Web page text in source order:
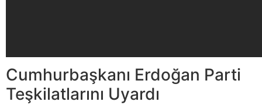
Cumhurbaşkanı Erdoğan Parti
Teşkilatlarını Uyardı